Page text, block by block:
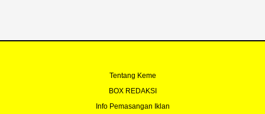
Tentang Keme
BOX REDAKSI
Info Pemasangan Iklan